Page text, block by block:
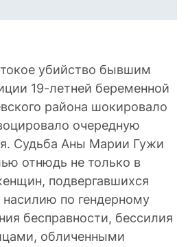
убийство бывшим
19-летней беременной
района шокировало
очередную
Судьба Аны Марии Гужи
отнюдь не только в
подвергавшихся
по гендерному
бесправности, бессилия
обличенными